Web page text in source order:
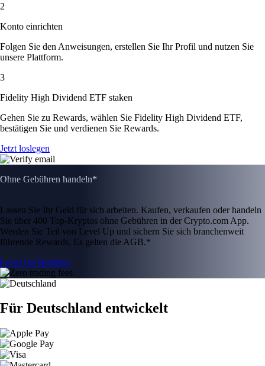
2
Konto einrichten
Folgen Sie den Anweisungen, erstellen Sie Ihr Profil und nutzen Sie
unsere Plattform.
3
Fidelity High Dividend ETF staken
Gehen Sie zu Rewards, wählen Sie Fidelity High Dividend ETF,
bestätigen Sie und verdienen Sie Rewards.
Jetzt loslegen
Ohne Gebühren handeln*
Lassen Sie Ihr Geld für sich arbeiten. Kaufen, verkaufen oder handeln
Sie über 400 Top-Kryptos ohne Gebühren in der Crypto.com App.
Werden Sie Teil von Level Up und sichern Sie sich branchenweit
führende Rewards. Es gelten die AGB.*
Level Up beitreten
Für Deutschland entwickelt